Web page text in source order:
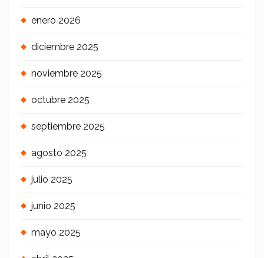
enero 2026
diciembre 2025
noviembre 2025
octubre 2025
septiembre 2025
agosto 2025
julio 2025
junio 2025
mayo 2025